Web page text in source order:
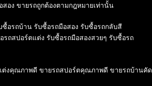
อง ขายรถถูกต้องตามกฎหมายเท่านั้น
อรถบ้าน รับซื้อรถมือสอง รับซื้อรถกลับสี
ถสปอร์ตแต่ง รับซื้อรถมือสองสวยๆ รับซื้อรถ
งคุณภาพดี ขายรถสปอร์ตคุณภาพดี ขายรถบ้านคัด